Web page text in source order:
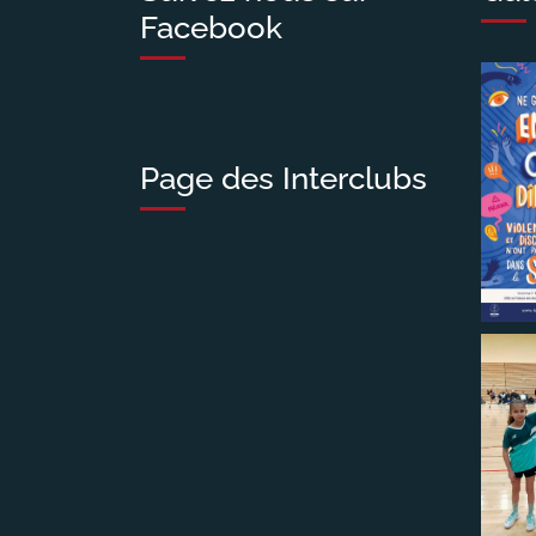
Facebook
Page des Interclubs